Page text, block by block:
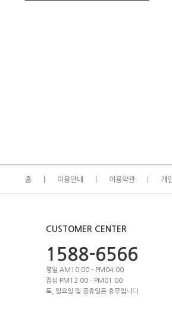
홈 이용안내 이용약관 개
CUSTOMER CENTER
1588-6566
평일 AM10:00 - PM04:00
점심 PM12:00 - PM01:00
토, 일요일 및 공휴일은 휴무입니다.